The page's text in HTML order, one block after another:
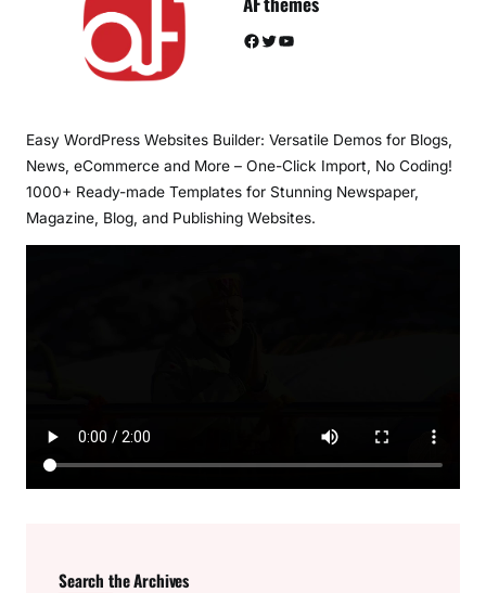
Facebook Twitter YouTube
Easy WordPress Websites Builder: Versatile Demos for Blogs,
News, eCommerce and More – One-Click Import, No Coding!
1000+ Ready-made Templates for Stunning Newspaper,
Magazine, Blog, and Publishing Websites.
Search the Archives